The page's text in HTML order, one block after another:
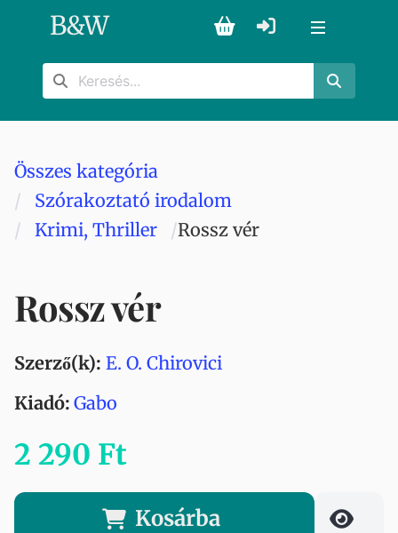
B&W
Összes kategória
Szórakoztató irodalom
Krimi, Thriller
Rossz vér
Rossz vér
Szerző(k): E. O. Chirovici
Kiadó: Gabo
2 290 Ft
Kosárba